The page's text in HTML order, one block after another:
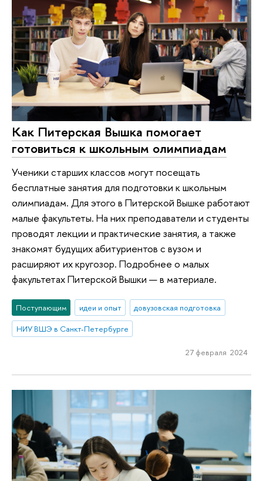
Как Питерская Вышка помогает
готовиться к школьным олимпиадам
Ученики старших классов могут посещать
бесплатные занятия для подготовки к школьным
олимпиадам. Для этого в Питерской Вышке работают
малые факультеты. На них преподаватели и студенты
проводят лекции и практические занятия, а также
знакомят будущих абитуриентов с вузом и
расширяют их кругозор. Подробнее о малых
факультетах Питерской Вышки — в материале.
Поступающим идеи и опыт
довузовская подготовка
НИУ ВШЭ в Санкт-Петербурге
27 февраля 2024